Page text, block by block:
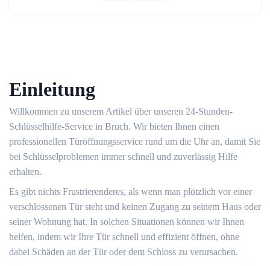
Einleitung
Willkommen zu unserem Artikel über unseren 24-Stunden-
Schlüsselhilfe-Service in Bruch.​ Wir bieten Ihnen einen
professionellen Türöffnungsservice rund um die Uhr an, damit Sie
bei Schlüsselproblemen immer schnell und zuverlässig Hilfe
erhalten.​
Es gibt nichts Frustrierenderes, als wenn man plötzlich vor einer
verschlossenen Tür steht und keinen Zugang zu seinem Haus oder
seiner Wohnung hat.​ In solchen Situationen können wir Ihnen
helfen, indem wir Ihre Tür schnell und effizient öffnen, ohne
dabei Schäden an der Tür oder dem Schloss zu verursachen.​